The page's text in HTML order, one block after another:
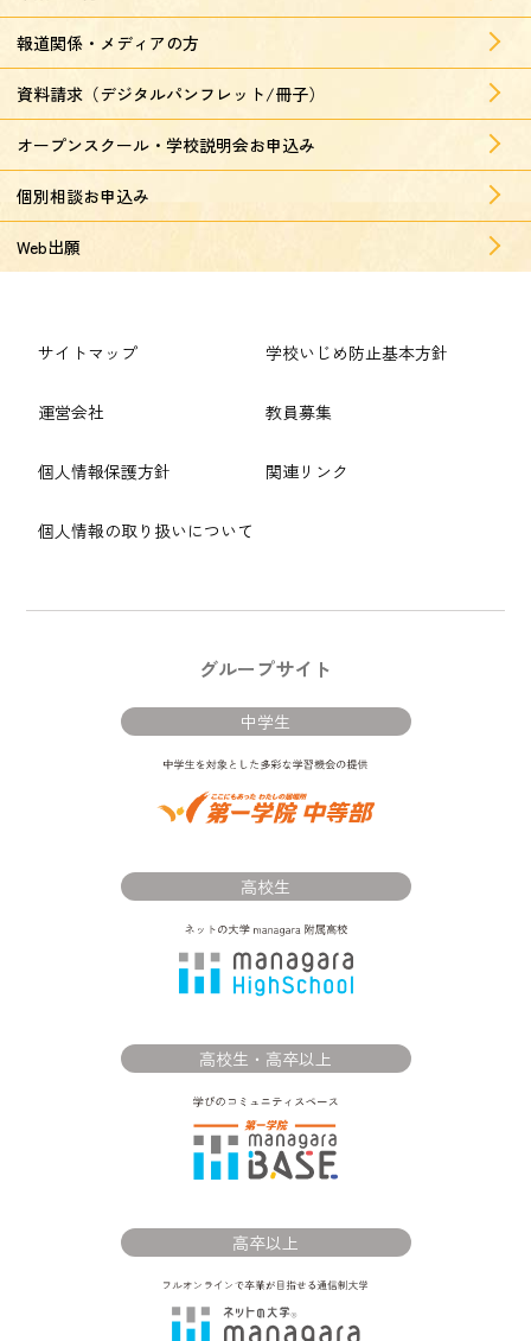
報道関係・メディアの方
資料請求（デジタルパンフレット/冊子）
オープンスクール・学校説明会お申込み
個別相談お申込み
Web出願
サイトマップ
運営会社
個人情報保護方針
個人情報の取り扱いについて
学校いじめ防止基本方針
教員募集
関連リンク
グループサイト
中学生
高校生
高校生・高卒以上
高卒以上